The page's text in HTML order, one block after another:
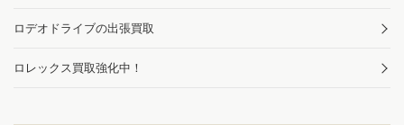
ロデオドライブの出張買取
ロレックス買取強化中！